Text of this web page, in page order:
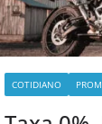
COTIDIANO